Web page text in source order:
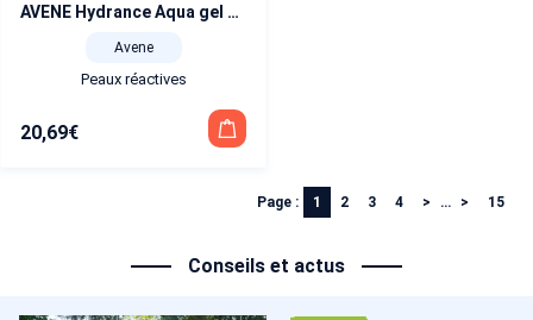
AVENE Hydrance Aqua gel 50 ml
Avene
Peaux réactives
20,69€
Page : 1 2 3 4 … 15
Conseils et actus